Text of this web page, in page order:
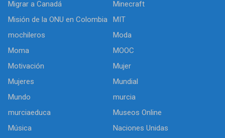
Migrar a Canadá
Minecraft
Misión de la ONU en Colombia
MIT
mochileros
Moda
Moma
MOOC
Motivación
Mujer
Mujeres
Mundial
Mundo
murcia
murciaeduca
Museos Online
Música
Naciones Unidas